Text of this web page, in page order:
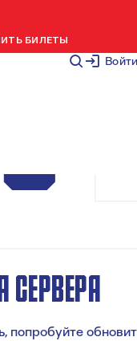
Войти
БИЛЕТЫ
попробуйте